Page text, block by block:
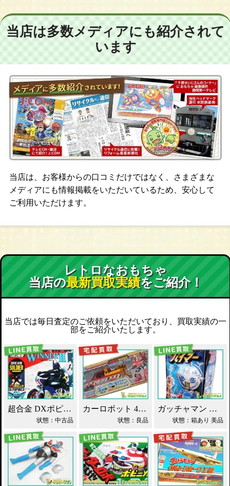
当店は多数メディアにも紹介されて
います
当店は、お客様からの口コミだけではなく、さまざまな
メディアにも情報掲載をいただいているため、安心して
ご利用いただけます。
レトロなおもちゃ
当店の最新買取実績をご紹介！
当店では毎日査定のご依頼をいただいており、買取実績の一
部をご紹介いたします。
超合金 DXポピニカ ウィナア2世 夢戦士ウイングマン PC-46 買取！
状態：中古品
カーロボット 4WD・レッカー車 ダイアクロン買取！
状態：良品
ガッチャマン パイマー DXジャンボマシンダー買取！
状態：箱あり 美品